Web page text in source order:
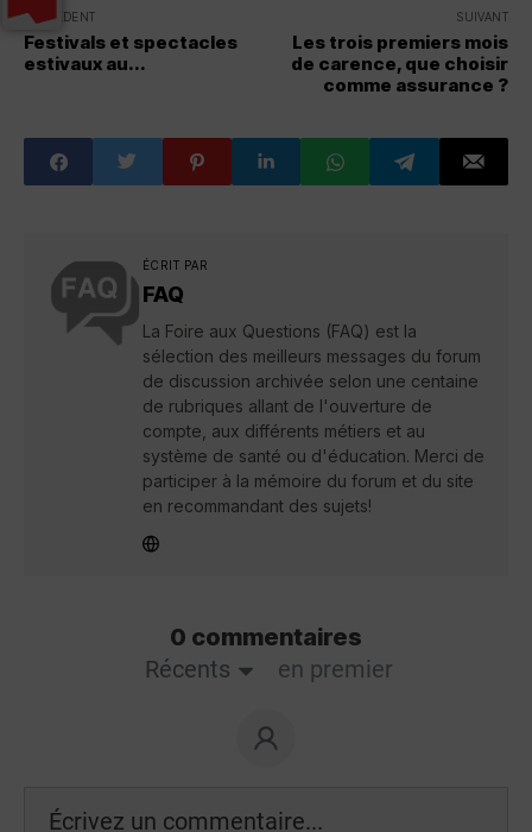
PRÉCÉDENT
Festivals et spectacles
estivaux au...
SUIVANT
Les trois premiers mois
de carence, que choisir
comme assurance ?
ÉCRIT PAR
FAQ
La Foire aux Questions (FAQ) est la
sélection des meilleurs messages du forum
de discussion archivée selon une centaine
de rubriques allant de l'ouverture de
compte, aux différents métiers et au
système de santé ou d'éducation. Merci de
participer à la mémoire du forum et du site
en recommandant des sujets!
0 commentaires
Récents
en premier